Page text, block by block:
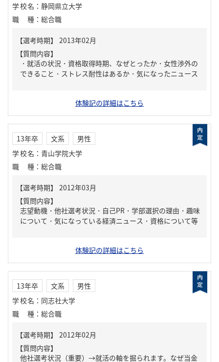
学校名 ： 静岡県立大学
職種 ： 総合職
【質問内容】
・就活の状況・資格取得時期、なぜとったか・女性渉外の
できること・ストレス耐性はあるか・気になったニュース
体験記の詳細はこちら
13年卒 文系
男性
学校名 ： 青山学院大学
職種 ： 総合職
【質問内容】
志望動機・他社選考状況・自己PR・学部選択の理由・趣味
について・気になっている経済ニュース・資格について等
体験記の詳細はこちら
13年卒 文系
男性
学校名 ： 同志社大学
職種 ： 総合職
【質問内容】
他社選考状況（重要）→就活の軸を掘られます。なぜ当金